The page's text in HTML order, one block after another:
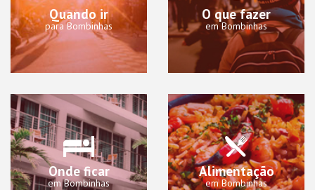
Quando ir
para Bombinhas
O que fazer
em Bombinhas
Onde ficar
em Bombinhas
Alimentação
em Bombinhas